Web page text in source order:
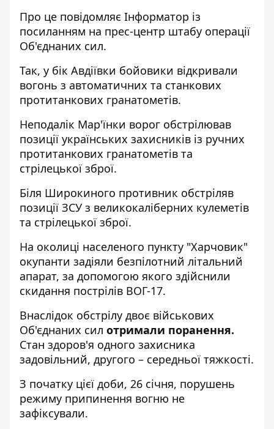
Про це повідомляє Інформатор із
посиланням на прес-центр штабу операції
Об'єднаних сил.
Так, у бік Авдіївки бойовики відкривали
вогонь з автоматичних та станкових
протитанкових гранатометів.
Неподалік Мар'їнки ворог обстрілював
позиції українських захисників із ручних
протитанкових гранатометів та
стрілецької зброї.
Біля Широкиного противник обстріляв
позиції ЗСУ з великокаліберних кулеметів
та стрілецької зброї.
На околиці населеного пункту "Харчовик"
окупанти задіяли безпілотний літальний
апарат, за допомогою якого здійснили
скидання пострілів ВОГ-17.
Внаслідок обстрілу двоє військових
Об'єднаних сил отримали поранення.
Стан здоров'я одного захисника
задовільний, другого – середньої тяжкості.
З початку цієї доби, 26 січня, порушень
режиму припинення вогню не
зафіксували.